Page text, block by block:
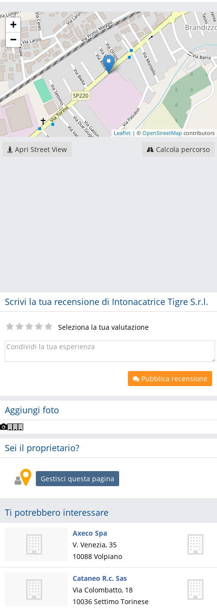
+
−
Leaflet | © OpenStreetMap contributors
Apri Street View Calcola percorso
Scrivi la tua recensione di Intonacatrice Tigre S.r.l.
Seleziona la tua valutazione
Pubblica recensione
Aggiungi foto
Sei il proprietario?
Gestisci questa pagina
Ti potrebbero interessare
Axeco Spa
V. Venezia, 35
10088 Volpiano
Cataneo R.c. Sas
Via Colombatto, 18
10036 Settimo Torinese